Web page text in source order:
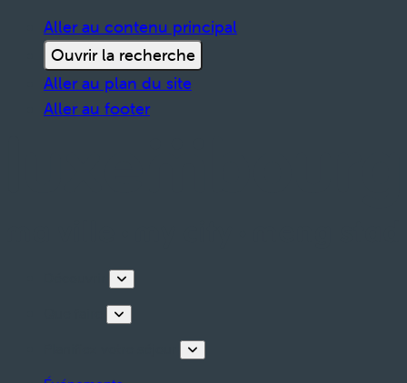
Aller au contenu principal
Ouvrir la recherche
Aller au plan du site
Aller au footer